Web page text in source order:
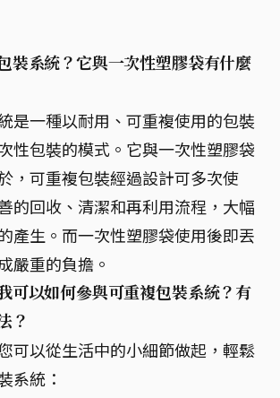
裝系統？它與一次性塑膠袋有什麼
是一種以耐用、可重複使用的包裝
性包裝的模式。它與一次性塑膠袋
，可重複包裝經過設計可多次使
的回收、清潔和再利用流程，大幅
產生。而一次性塑膠袋使用後即丟
嚴重的負擔。
可以如何參與可重複包裝系統？有
？
可以從生活中的小細節做起，輕鬆
系統：